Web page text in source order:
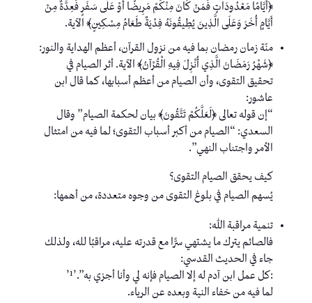
﴿أَيَّامًا مَعْدُودَاتٍ فَمَنْ كَانَ مِنْكُمْ مَرِيضًا أَوْ عَلَى سَفَرٍ فَعِدَّةٌ مِنْ
أَيَّامٍ أُخَرَ وَعَلَى الَّذِينَ يُطِيقُونَهُ فِدْيَةٌ طَعَامُ مِسْكِينٍ﴾ الآية.
منّة زمان رمضان بما فيه من نزول القرآن، أعظم الهداية والنور:
﴿شَهْرُ رَمَضَانَ الَّذِي أُنْزِلَ فِيهِ الْقُرْآنُ﴾ الآية. أثر الصيام في
تحقيق التقوى، وأن الصيام من أعظم أسبابها، كما قال ابن
عاشور:
“إن قوله تعالى ﴿لَعَلَّكُمْ تَتَّقُونَ﴾ بيان لحكمة الصيام” وقال
السعدي: “الصيام من أكبر أسباب التقوى؛ لما فيه من امتثال
الأمر واجتناب النهي”.
كيف يحقق الصيام التقوى؟
يُسهم الصيام في بلوغ التقوى من وجوه متعددة، من أهمها:
تنمية مراقبة الله:
فالصائم يترك ما يشتهي سرًّا مع قدرته عليه، مراقبًا لله، ولذلك
جاء في الحديث القدسي:
:كل عمل ابن آدم له إلا الصيام فإنه لي وأنا أجزي به”.’¹’
لما فيه من خفاء النية وبعده عن الرياء.